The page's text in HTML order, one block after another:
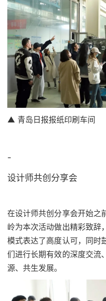
▲ 青岛日报报纸印刷车间
-
设计师共创分享会
在设计师共创分享会开始之
岭为本次活动做出精彩致辞
模式表达了高度认可，同时
们进行长期有效的深度交流
源、共生发展。